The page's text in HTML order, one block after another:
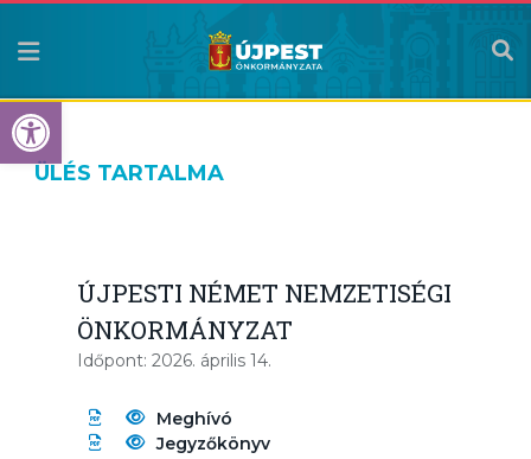
Eszköztár megnyitása
ÜLÉS TARTALMA
ÚJPESTI NÉMET NEMZETISÉGI
ÖNKORMÁNYZAT
Időpont: 2026. április 14.
Meghívó
Jegyzőkönyv